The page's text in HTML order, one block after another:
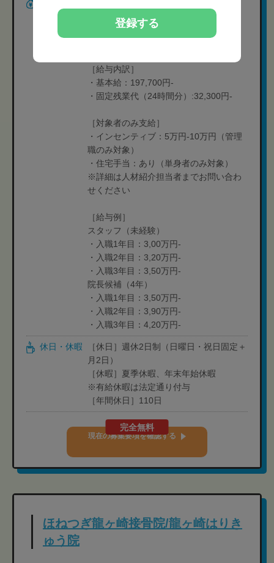
［月給制］23万円-45万円
［想定年収］3,00万円-3,50万円
［給与内訳］
・基本給：197,700円-
・固定残業代（24時間分）:32,300円-
［対象者のみ支給］
・インセンティブ：5万円-10万円（管理
職のみ対象）
・住宅手当：あり（単身者のみ対象）
※詳細は人材紹介担当者までお問い合わ
せください
［給与例］
スタッフ（未経験）
・入職1年目：3,00万円-
・入職2年目：3,20万円-
・入職3年目：3,50万円-
院長候補（4年）
・入職1年目：3,50万円-
・入職2年目：3,90万円-
・入職3年目：4,20万円-
休日・休暇
［休日］週休2日制（日曜日・祝日固定＋
月2日）
［休暇］夏季休暇、年末年始休暇
※有給休暇は法定通り付与
［年間休日］110日
完全無料
現在の募集要項を確認する
ほねつぎ龍ヶ崎接骨院/龍ヶ崎はりき
ゅう院
登録する